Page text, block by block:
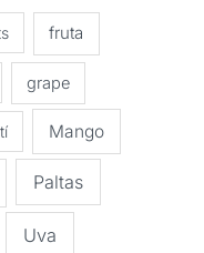
fruta
grape
Mango
Paltas
Uva